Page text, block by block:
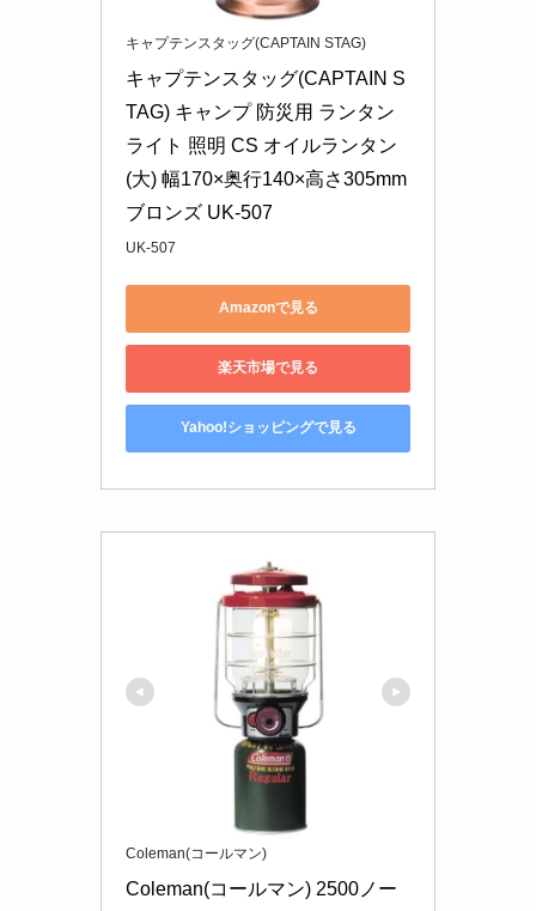
キャプテンスタッグ(CAPTAIN STAG)
キャプテンスタッグ(CAPTAIN S
TAG) キャンプ 防災用 ランタン
ライト 照明 CS オイルランタン
(大) 幅170×奥行140×高さ305mm
ブロンズ UK-507
UK-507
Amazonで見る
楽天市場で見る
Yahoo!ショッピングで見る
Coleman(コールマン)
Coleman(コールマン) 2500ノー